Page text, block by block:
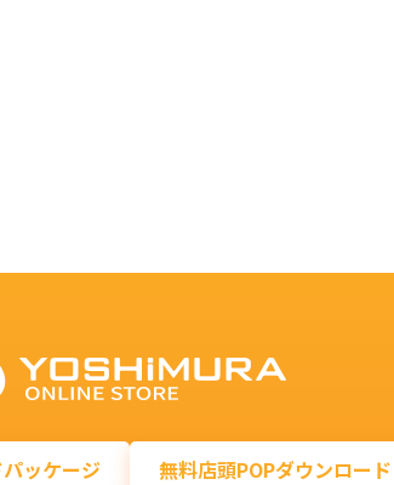
ッケージ 無料店頭POPダウンロード